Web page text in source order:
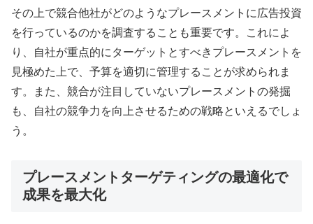
その上で競合他社がどのようなプレースメントに広告投資
を行っているのかを調査することも重要です。これによ
り、自社が重点的にターゲットとすべきプレースメントを
見極めた上で、予算を適切に管理することが求められま
す。また、競合が注目していないプレースメントの発掘
も、自社の競争力を向上させるための戦略といえるでしょ
う。
プレースメントターゲティングの最適化で
成果を最大化